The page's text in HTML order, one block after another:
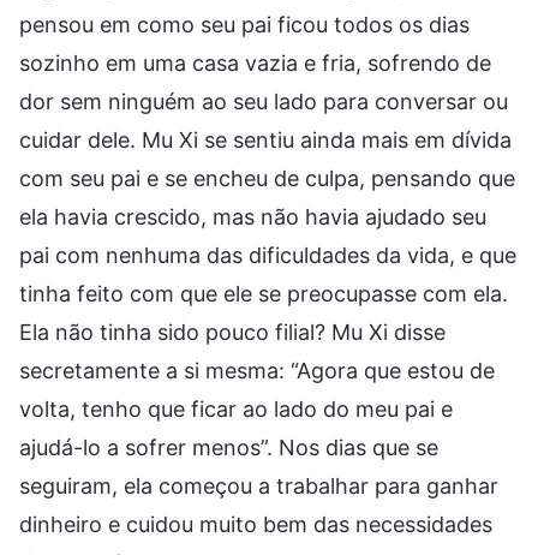
pensou em como seu pai ficou todos os dias
sozinho em uma casa vazia e fria, sofrendo de
dor sem ninguém ao seu lado para conversar ou
cuidar dele. Mu Xi se sentiu ainda mais em dívida
com seu pai e se encheu de culpa, pensando que
ela havia crescido, mas não havia ajudado seu
pai com nenhuma das dificuldades da vida, e que
tinha feito com que ele se preocupasse com ela.
Ela não tinha sido pouco filial? Mu Xi disse
secretamente a si mesma: “Agora que estou de
volta, tenho que ficar ao lado do meu pai e
ajudá-lo a sofrer menos”. Nos dias que se
seguiram, ela começou a trabalhar para ganhar
dinheiro e cuidou muito bem das necessidades